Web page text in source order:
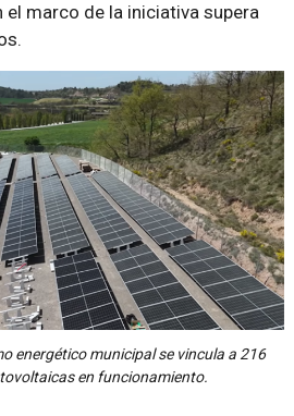
el marco de la iniciativa supera
energético municipal se vincula a 216
en funcionamiento.